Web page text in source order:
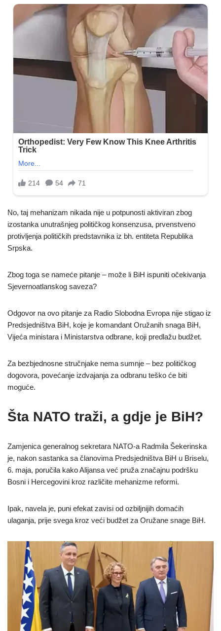
No, taj mehanizam nikada nije u potpunosti aktiviran zbog
izostanka unutrašnjeg političkog konsenzusa, prvenstveno
protivljenja političkih predstavnika iz bh. entiteta Republika
Srpska.
Zbog toga se nameće pitanje – može li BiH ispuniti očekivanja
Sjevernoatlanskog saveza?
Odgovor na ovo pitanje za Radio Slobodna Evropa nije stigao iz
Predsjedništva BiH, koje je komandant Oružanih snaga BiH,
Vijeća ministara i Ministarstva odbrane, koji predlažu budžet.
Za bezbjednosne stručnjake nema sumnje – bez političkog
dogovora, povećanje izdvajanja za odbranu teško će biti
moguće.
Šta NATO traži, a gdje je BiH?
Zamjenica generalnog sekretara NATO-a Radmila Šekerinska
je, nakon sastanka sa članovima Predsjedništva BiH u Briselu,
6. maja, poručila kako Alijansa već pruža značajnu podršku
Bosni i Hercegovini kroz različite mehanizme reformi.
Ipak, navela je, puni efekat zavisi od ozbiljnijih domaćih
ulaganja, prije svega kroz veći budžet za Oružane snage BiH.